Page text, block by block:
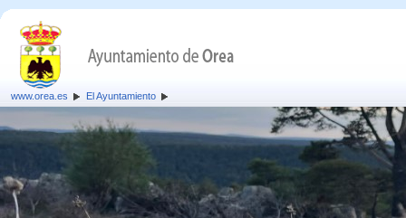
www.orea.es El Ayuntamiento